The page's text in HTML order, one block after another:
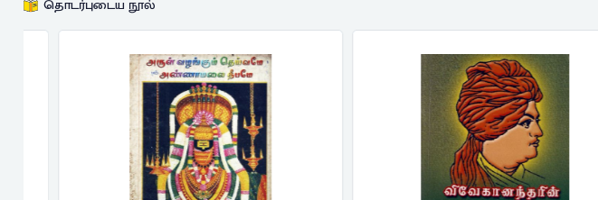
தொடர்புடைய நூல்